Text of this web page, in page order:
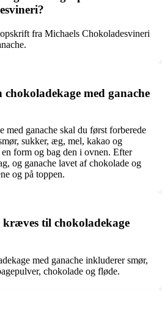
fra Michaels Chokoladesvineri
med ganache
med ganache skal du først forberede
sukker, æg, mel, kakao og
form og bag den i ovnen. Efter
og ganache lavet af chokolade og
og på toppen.
til chokoladekage
med ganache inkluderer smør,
chokolade og fløde.